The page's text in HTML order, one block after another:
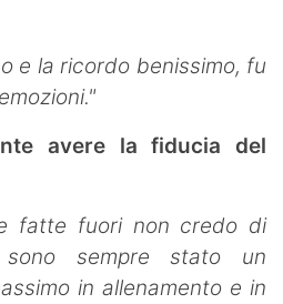
e la ricordo benissimo, fu
avere la fiducia del
fatte fuori non credo di
sono sempre stato un
in allenamento e in